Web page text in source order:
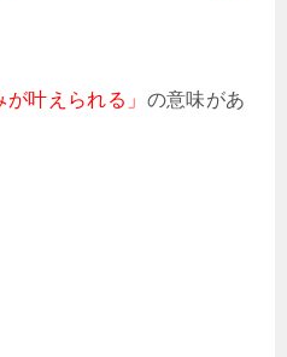
が叶えられる」 の意味があ